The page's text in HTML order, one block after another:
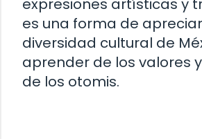
expresiones artísticas y
es una forma de
diversidad cultural de
aprender de los valores
de los otomis.